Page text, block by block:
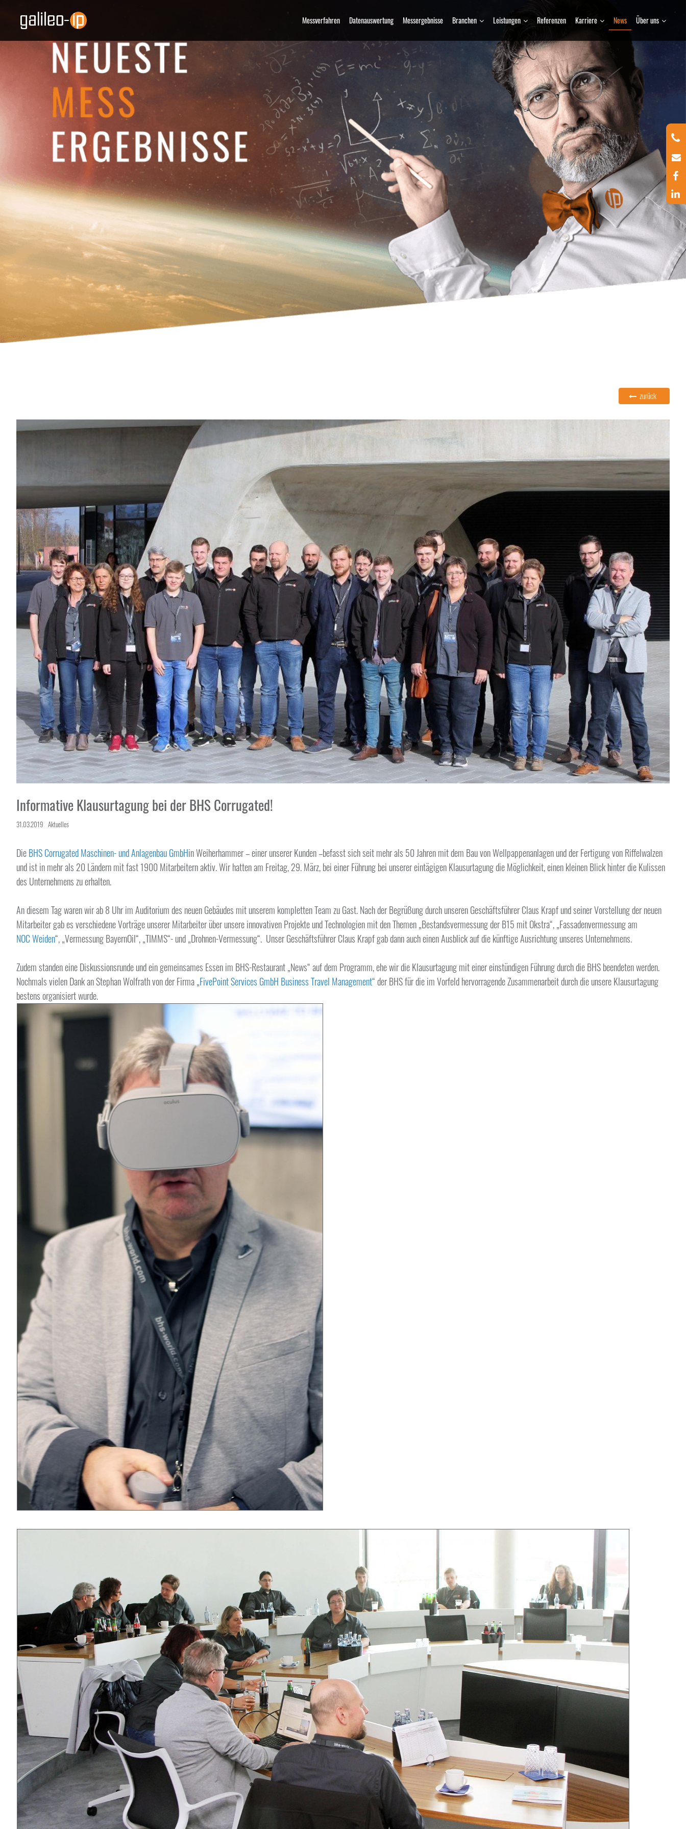
Messverfahren Datenauswertung Messergebnisse Branchen Leistungen Referenzen Karriere News Über uns
zurück
Informative Klausurtagung bei der BHS Corrugated!
31.03.2019 Aktuelles
DieBHS Corrugated Maschinen- und Anlagenbau GmbHin Weiherhammer – einer unserer Kunden –befasst sich seit mehr als 50 Jahren mit dem Bau von Wellpappenanlagen und der Fertigung von Riffelwalzen
und ist in mehr als 20 Ländern mit fast 1900 Mitarbeitern aktiv. Wir hatten am Freitag, 29. März, bei einer Führung bei unserer eintägigen Klausurtagung die Möglichkeit, einen kleinen Blick hinter die Kulissen
des Unternehmens zu erhalten.
An diesem Tag waren wir ab 8 Uhr im Auditorium des neuen Gebäudes mit unserem kompletten Team zu Gast. Nach der Begrüßung durch unseren Geschäftsführer Claus Krapf und seiner Vorstellung der neuen
Mitarbeiter gab es verschiedene Vorträge unserer Mitarbeiter über unsere innovativen Projekte und Technologien mit den Themen „Bestandsvermessung der B15 mit Okstra“, „Fassadenvermessung am
NOC Weiden“, „VermessungBayernOil“, „TIMMS“- und „Drohnen-Vermessung“. Unser Geschäftsführer Claus Krapf gab dann auch einen Ausblick auf die künftige Ausrichtung unseres Unternehmens.
Zudem standen eine Diskussionsrunde und ein gemeinsames Essen im BHS-Restaurant „News“ auf dem Programm, ehe wir die Klausurtagung mit einer einstündigen Führung durch die BHS beendeten werden.
Nochmals vielen Dank an Stephan Wolfrath von der Firma „FivePoint Services GmbH Business Travel Management“ der BHS für die im Vorfeld hervorragende Zusammenarbeit durch die unsere Klausurtagung
bestens organisiert wurde.